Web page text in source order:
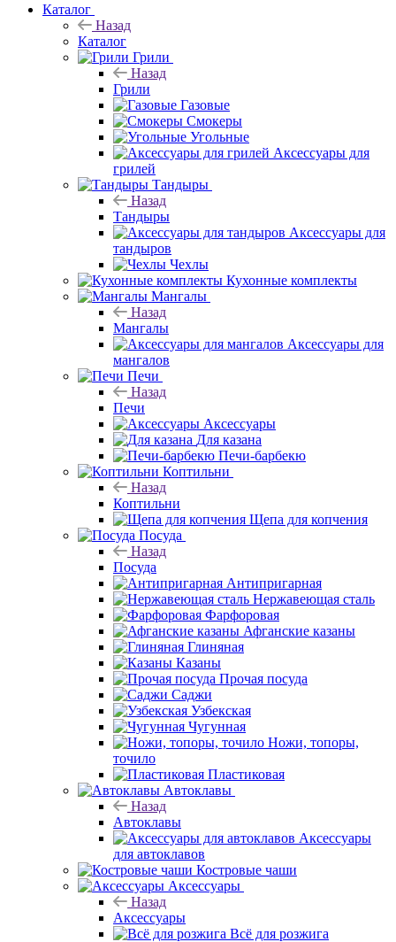
Каталог
Назад
Каталог
Грили
Назад
Грили
Газовые
Смокеры
Угольные
Аксессуары для
грилей
Тандыры
Назад
Тандыры
Аксессуары для
тандыров
Чехлы
Кухонные комплекты
Мангалы
Назад
Мангалы
Аксессуары для
мангалов
Печи
Назад
Печи
Аксессуары
Для казана
Печи-барбекю
Коптильни
Назад
Коптильни
Щепа для копчения
Посуда
Назад
Посуда
Антипригарная
Нержавеющая сталь
Фарфоровая
Афганские казаны
Глиняная
Казаны
Прочая посуда
Саджи
Узбекская
Чугунная
Ножи, топоры,
точило
Пластиковая
Автоклавы
Назад
Автоклавы
Аксессуары
для автоклавов
Костровые чаши
Аксессуары
Назад
Аксессуары
Всё для розжига